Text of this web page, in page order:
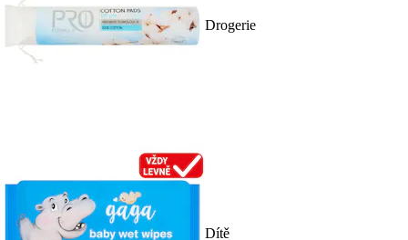
Drogerie
Dítě